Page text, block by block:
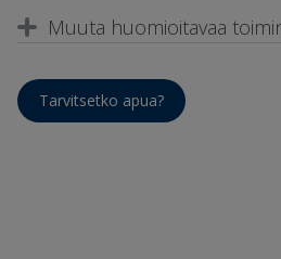
Muuta huomioitavaa
Tarvitsetko apua?